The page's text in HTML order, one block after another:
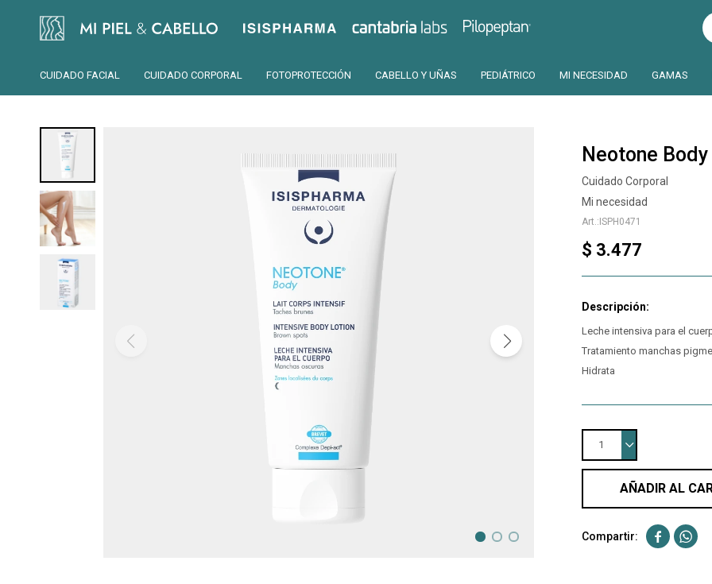
CUIDADO FACIAL CUIDADO CORPORAL FOTOPROTECCIÓN CABELLO Y UÑAS PEDIÁTRICO MI NECESIDAD GAMAS
Isispharma Cantabria Pilopeptan
Neotone Body
Cuidado Corporal
Mi necesidad
ISPH0471
$ 3.477
Leche intensiva para el
Tratamiento manchas
Hidrata
1
AÑADIR AL
 